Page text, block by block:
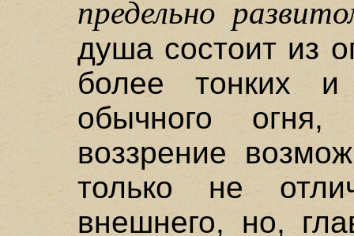
предельно
душа состоит из
более тонких
обычного
воззрение
только не
внешнего, но,